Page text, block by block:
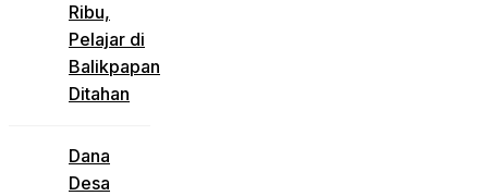
Ribu,
Pelajar di
Balikpapan
Ditahan
Dana
Desa